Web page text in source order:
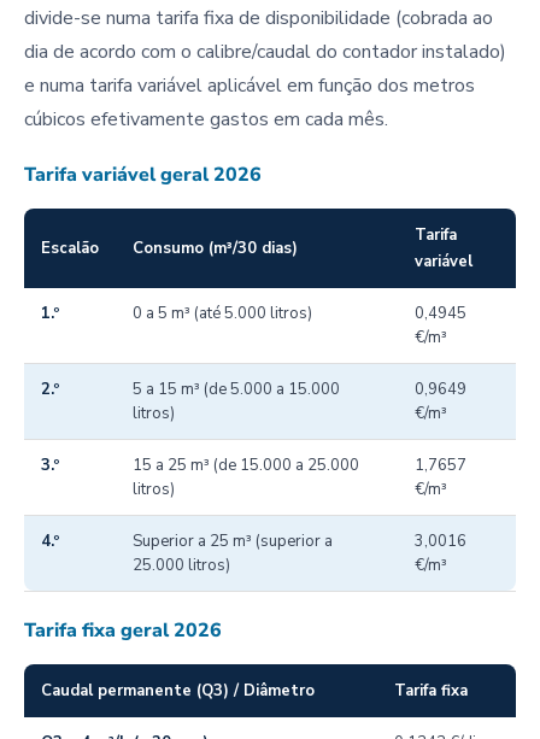
divide-se numa tarifa fixa de disponibilidade (cobrada ao
dia de acordo com o calibre/caudal do contador instalado)
e numa tarifa variável aplicável em função dos metros
cúbicos efetivamente gastos em cada mês.
Tarifa variável geral 2026
Escalão Consumo (m³/30 dias)
Tarifa
variável
1.º 0 a 5 m³ (até 5.000 litros)
0,4945
€/m³
2.º
5 a 15 m³ (de 5.000 a 15.000
litros)
0,9649
€/m³
3.º
15 a 25 m³ (de 15.000 a 25.000
litros)
1,7657
€/m³
4.º
Superior a 25 m³ (superior a
25.000 litros)
3,0016
€/m³
Tarifa fixa geral 2026
Caudal permanente (Q3) / Diâmetro Tarifa fixa